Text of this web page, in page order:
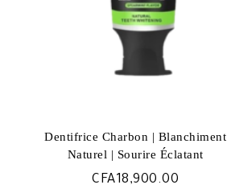
Dentifrice Charbon | Blanchiment
Naturel | Sourire Éclatant
CFA18,900.00